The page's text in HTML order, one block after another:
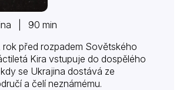
| 90 min
rok před rozpadem Sovětského
Kira vstupuje do dospělého
se Ukrajina dostává ze
a čelí neznámému.